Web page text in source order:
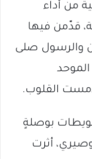
من أداء
قدّمن فيها
والرسول صلى
القلوب.
بوصلةٍ
أثرت